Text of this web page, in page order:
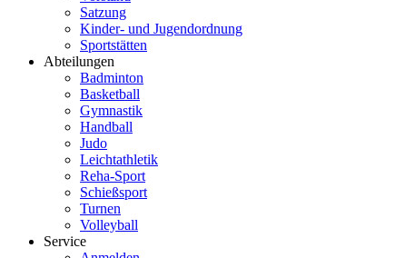
Satzung
Kinder- und Jugendordnung
Sportstätten
Abteilungen
Badminton
Basketball
Gymnastik
Handball
Judo
Leichtathletik
Reha-Sport
Schießsport
Turnen
Volleyball
Service